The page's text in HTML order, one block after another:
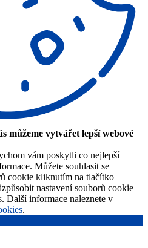
můžeme vytvářet lepší webové
vám poskytli co nejlepší
Můžete souhlasit se
cookie kliknutím na tlačítko
nastavení souborů cookie
Další informace naleznete v
.